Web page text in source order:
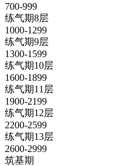
700-999
练气期8层
1000-1299
练气期9层
1300-1599
练气期10层
1600-1899
练气期11层
1900-2199
练气期12层
2200-2599
练气期13层
2600-2999
筑基期